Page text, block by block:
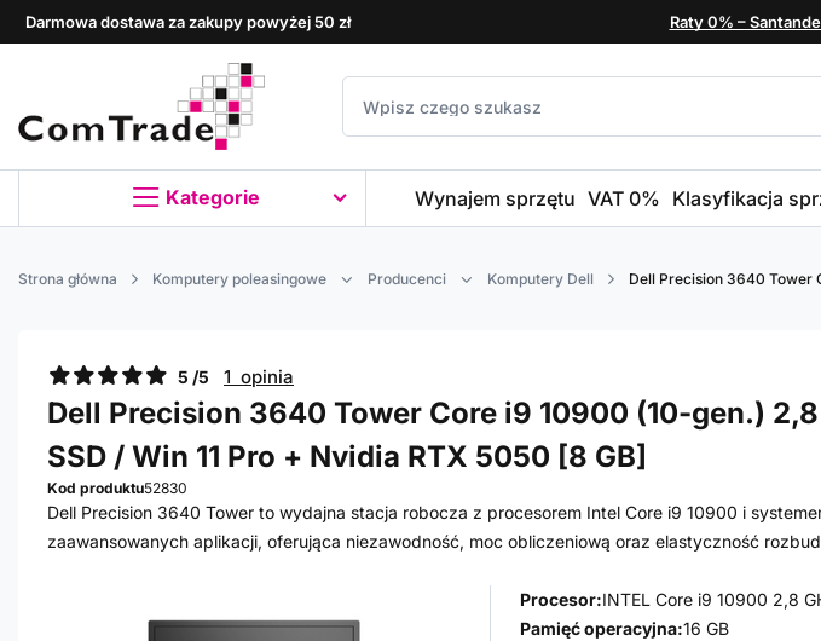
Darmowa dostawa za zakupy powyżej 50 zł Raty 0% –
Kategorie Wynajem sprzętu VAT 0% Klasyfikacja
Strona główna Komputery poleasingowe Producenci Komputery Dell Dell Precision 3640 Tower
5 /5 1 opinia
Dell Precision 3640 Tower Core i9 10900 (10-gen.) 2,8
SSD / Win 11 Pro + Nvidia RTX 5050 [8 GB]
Kod produktu52830
Dell Precision 3640 Tower to wydajna stacja robocza z procesorem Intel Core i9 10900 i
zaawansowanych aplikacji, oferująca niezawodność, moc obliczeniową oraz elastyczność
Procesor:INTEL Core i9 10900 2,8
Pamięć operacyjna:16 GB